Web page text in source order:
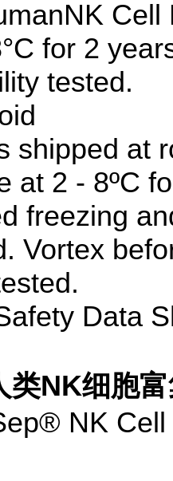
Cell
for 2
tested.
shipped at
at 2 - 8ºC
freezing
Vortex
Data
NK细胞富
NK